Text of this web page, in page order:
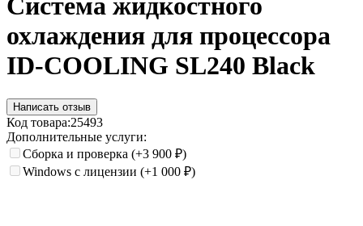
Система жидкостного
охлаждения для процессора
ID-COOLING SL240 Black
Написать отзыв
Код товара:25493
Дополнительные услуги:
Сборка и проверка (+3 900 ₽)
Windows с лицензии (+1 000 ₽)